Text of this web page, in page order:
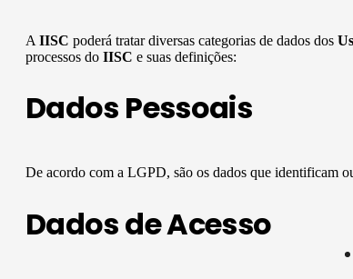
A IISC poderá tratar diversas categorias de dados dos
processos do IISC e suas definições:
Dados Pessoais
De acordo com a LGPD, são os dados que identificam
Dados de Acesso